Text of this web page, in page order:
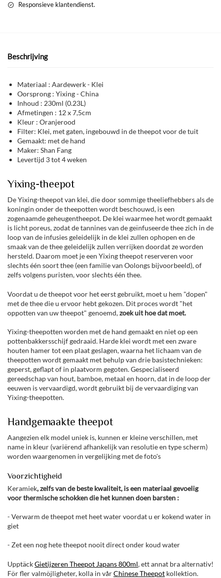
Responsieve klantendienst.
Beschrijving
Materiaal : Aardewerk - Klei
Oorsprong : Yixing - China
Inhoud : 230ml (0.23L)
Afmetingen : 12 x 7,5cm
Kleur : Oranjerood
Filter: Klei, met gaten, ingebouwd in de theepot voor de tuit
Gemaakt: met de hand
Maker: Shan Fang
Levertijd 3 tot 4 weken
Yixing-theepot
De Yixing-theepot van klei, die door sommige theeliefhebbers als de
koningin onder de theepotten wordt beschouwd, is een
zogenaamde geheugentheepot. De klei waarmee het wordt gemaakt
is licht poreus, zodat de tannines van de geïnfuseerde thee zich in de
loop van de infusies geleidelijk in de klei zullen ophopen en de
smaak van de thee geleidelijk zullen verrijken doordat ze worden
hersteld. Daarom moet je een Yixing theepot reserveren voor
slechts één soort thee (een familie van Oolongs bijvoorbeeld), of
zelfs volgens puristen, voor slechts één thee.
Voordat u de theepot voor het eerst gebruikt, moet u hem "dopen"
met de thee die u ervoor hebt gekozen. Dit proces wordt "het
oppotten van uw theepot" genoemd,zoek uit hoe dat moet.
Yixing-theepotten worden met de hand gemaakt en niet op een
pottenbakkersschijf gedraaid. Harde klei wordt met een zware
houten hamer tot een plaat geslagen, waarna het lichaam van de
theepotten wordt gemaakt met behulp van drie basistechnieken:
geperst, geflapt of in plaatvorm gegoten. Gespecialiseerd
gereedschap van hout, bamboe, metaal en hoorn, dat in de loop der
eeuwen is vervaardigd, wordt gebruikt bij de vervaardiging van
Yixing-theepotten.
Handgemaakte theepot
Aangezien elk model uniek is, kunnen er kleine verschillen, met
name in kleur (variërend afhankelijk van resolutie en type scherm)
worden waargenomen in vergelijking met de foto's
Voorzichtigheid
Keramiek, zelfs van de beste kwaliteit, is een materiaal gevoelig
voor thermische schokken die het kunnen doen barsten :
- Verwarm de theepot met heet water voordat u er kokend water in
giet
- Zet een nog hete theepot nooit direct onder koud water
UpptäckGietijzeren Theepot Japans 800ml, ett annat bra alternativ!
För fler valmöjligheter, kolla in vårChinese Theepot kollektion.